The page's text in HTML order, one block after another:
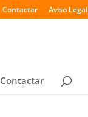
Contactar Aviso Legal
Contactar